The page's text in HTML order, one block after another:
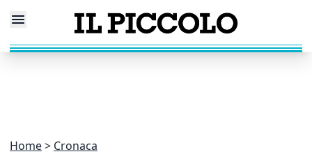
Home Cronaca